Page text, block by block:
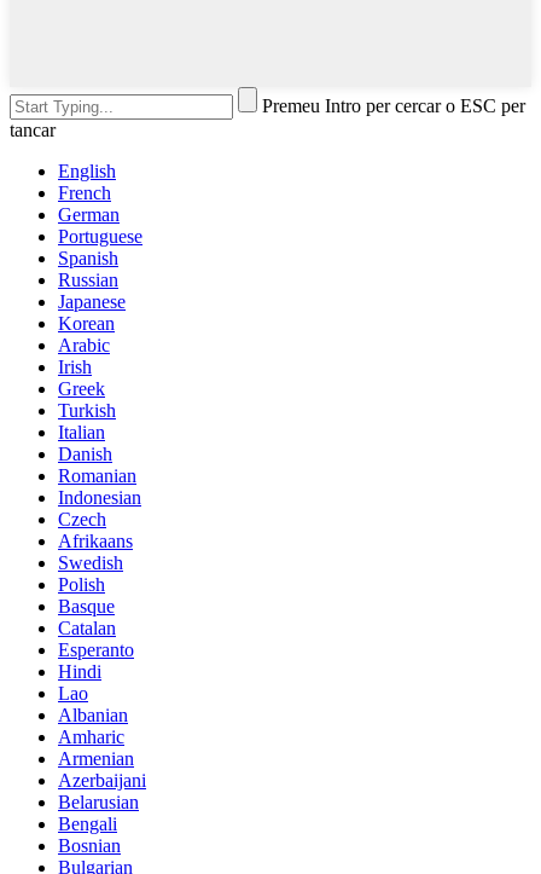
Premeu Intro per cercar o ESC per
tancar
English
French
German
Portuguese
Spanish
Russian
Japanese
Korean
Arabic
Irish
Greek
Turkish
Italian
Danish
Romanian
Indonesian
Czech
Afrikaans
Swedish
Polish
Basque
Catalan
Esperanto
Hindi
Lao
Albanian
Amharic
Armenian
Azerbaijani
Belarusian
Bengali
Bosnian
Bulgarian